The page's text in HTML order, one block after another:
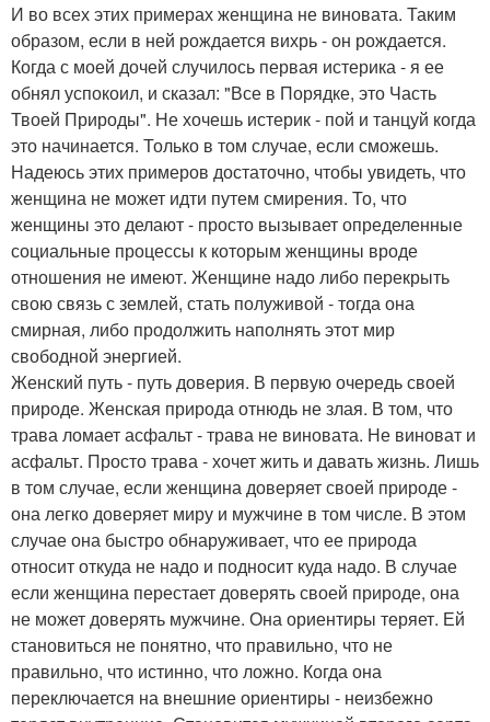
И во всех этих примерах женщина не виновата. Таким
образом, если в ней рождается вихрь - он рождается.
Когда с моей дочей случилось первая истерика - я ее
обнял успокоил, и сказал: "Все в Порядке, это Часть
Твоей Природы". Не хочешь истерик - пой и танцуй когда
это начинается. Только в том случае, если сможешь.
Надеюсь этих примеров достаточно, чтобы увидеть, что
женщина не может идти путем смирения. То, что
женщины это делают - просто вызывает определенные
социальные процессы к которым женщины вроде
отношения не имеют. Женщине надо либо перекрыть
свою связь с землей, стать полуживой - тогда она
смирная, либо продолжить наполнять этот мир
свободной энергией.
Женский путь - путь доверия. В первую очередь своей
природе. Женская природа отнюдь не злая. В том, что
трава ломает асфальт - трава не виновата. Не виноват и
асфальт. Просто трава - хочет жить и давать жизнь. Лишь
в том случае, если женщина доверяет своей природе -
она легко доверяет миру и мужчине в том числе. В этом
случае она быстро обнаруживает, что ее природа
относит откуда не надо и подносит куда надо. В случае
если женщина перестает доверять своей природе, она
не может доверять мужчине. Она ориентиры теряет. Ей
становиться не понятно, что правильно, что не
правильно, что истинно, что ложно. Когда она
переключается на внешние ориентиры - неизбежно